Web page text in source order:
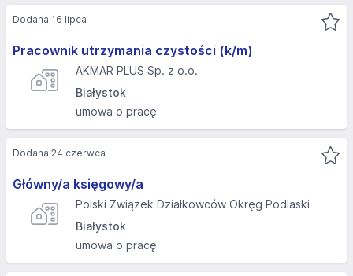
Pracownik utrzymania czystości (k/m)
AKMAR PLUS Sp. z o.o.
Białystok
umowa o pracę
Dodana 16 lipca
Główny/a księgowy/a
Polski Związek Działkowców Okręg Podlaski
Białystok
umowa o pracę
Dodana 24 czerwca